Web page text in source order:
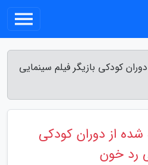
کودکی بازیگر فیلم سینمایی
از دوران کودکی
رد خون